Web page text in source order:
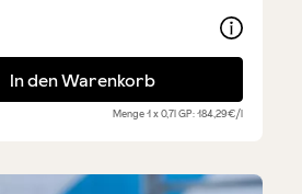
Bewertung von 4.9 von 5 Sternen
anni
In den Warenkorb
Menge1 x 0,7lGP: 184,29€/l